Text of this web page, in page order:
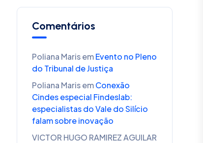
Comentários
Poliana MarisemEvento no Pleno
do Tribunal de Justiça
Poliana MarisemConexão
Cindes especial Findeslab:
especialistas do Vale do Silício
falam sobre inovação
VICTOR HUGO RAMIREZ AGUILAR